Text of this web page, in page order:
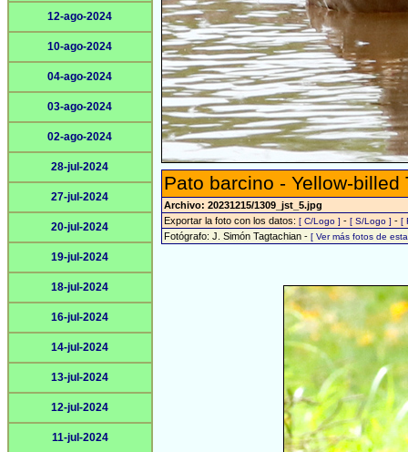
12-ago-2024
10-ago-2024
04-ago-2024
03-ago-2024
02-ago-2024
28-jul-2024
27-jul-2024
20-jul-2024
19-jul-2024
18-jul-2024
16-jul-2024
14-jul-2024
13-jul-2024
12-jul-2024
11-jul-2024
Pato barcino - Yellow-
Archivo: 20231215/1309_jst_5.jpg
Exportar la foto con los datos: [ C/Logo ] - [ S/Logo ] - [
Fotógrafo: J. Simón Tagtachian - [ Ver más fotos de